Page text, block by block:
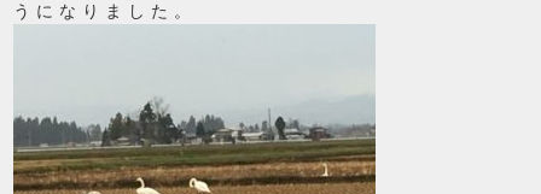
うになりました。